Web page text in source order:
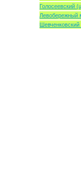
Голосеевский
Левобережный
Шевченковский